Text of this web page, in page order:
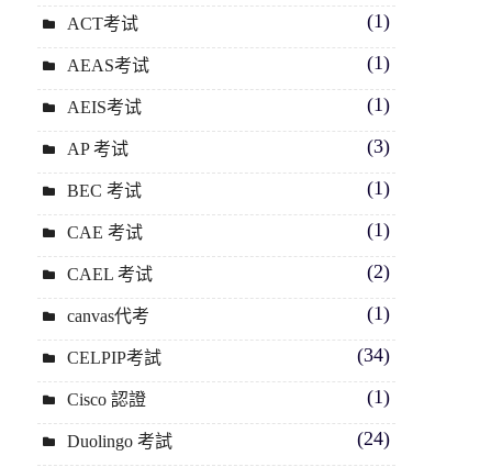
ACT考试 (1)
AEAS考试 (1)
AEIS考试 (1)
AP 考试 (3)
BEC 考试 (1)
CAE 考试 (1)
CAEL 考试 (2)
canvas代考 (1)
CELPIP考試 (34)
Cisco 認證 (1)
Duolingo 考試 (24)